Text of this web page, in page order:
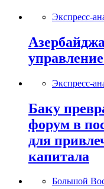
Экспресс-
Экспресс-
Баку
форум в
для
капитала
Большой